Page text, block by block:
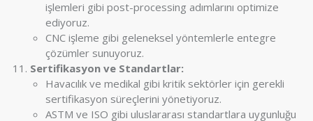
işlemleri gibi post-processing adımlarını optimize
ediyoruz.
CNC işleme gibi geleneksel yöntemlerle entegre
çözümler sunuyoruz.
Sertifikasyon ve Standartlar:
Havacılık ve medikal gibi kritik sektörler için gerekli
sertifikasyon süreçlerini yönetiyoruz.
ASTM ve ISO gibi uluslararası standartlara uygunluğu